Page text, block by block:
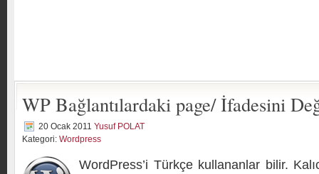
WP Bağlantılardaki page/ İfadesini
20 Ocak 2011 Yusuf POLAT
Kategori: Wordpress
WordPress’i Türkçe kullananlar bilir.